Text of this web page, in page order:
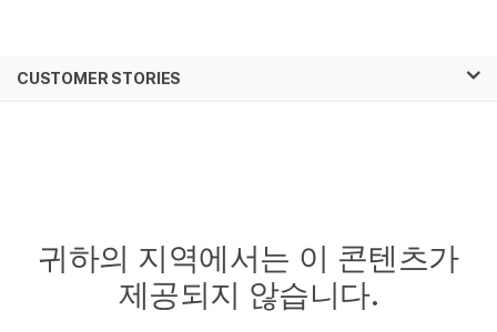
솔루션
지원
CUSTOMER STORIES
귀하의 지역에서는 이 콘텐츠가
제공되지 않습니다.
보다 관련성이 높은 콘텐츠를 확인하실 수